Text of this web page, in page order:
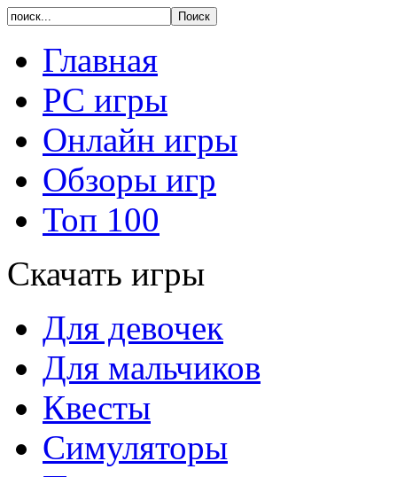
Главная
PC игры
Онлайн игры
Обзоры игр
Топ 100
Скачать игры
Для девочек
Для мальчиков
Квесты
Симуляторы